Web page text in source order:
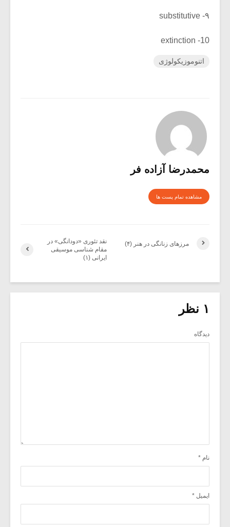
۹- substitutive
10- extinction
اتنوموزیکولوژی
محمدرضا آزاده فر
مشاهده تمام پست ها
نقد تئوری «دودانگی» در
مقام شناسی موسیقی
ایرانی (۱)
مرزهای زنانگی در هنر (۴)
۱ نظر
دیدگاه
نام *
ایمیل *